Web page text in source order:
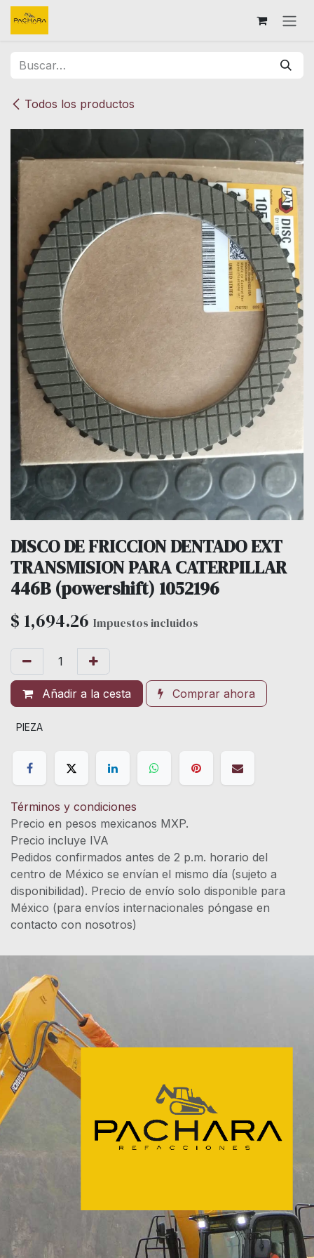
Ir al contenido
Todos los productos
DISCO DE FRICCION DENTADO EXT
TRANSMISION PARA CATERPILLAR
446B (powershift) 1052196
$ 1,694.26 Impuestos incluidos
Añadir a la cesta Comprar ahora
PIEZA
Términos y condiciones
Precio en pesos mexicanos MXP.
Precio incluye IVA
Pedidos confirmados antes de 2 p.m. horario del
centro de México se envían el mismo día (sujeto a
disponibilidad). Precio de envío solo disponible para
México (para envíos internacionales póngase en
contacto con nosotros)